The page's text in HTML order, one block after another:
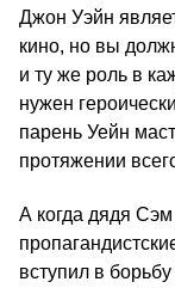
Джон Уэйн
кино, но вы
и ту же роль в
нужен
парень Уейн
протяжении
А когда дядя
вступил в